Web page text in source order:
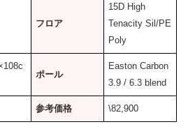
フロア
15D High
Tenacity Sil/PE
Poly
ポール
Easton Carbon
3.9 / 6.3 blend
参考価格 \82,900